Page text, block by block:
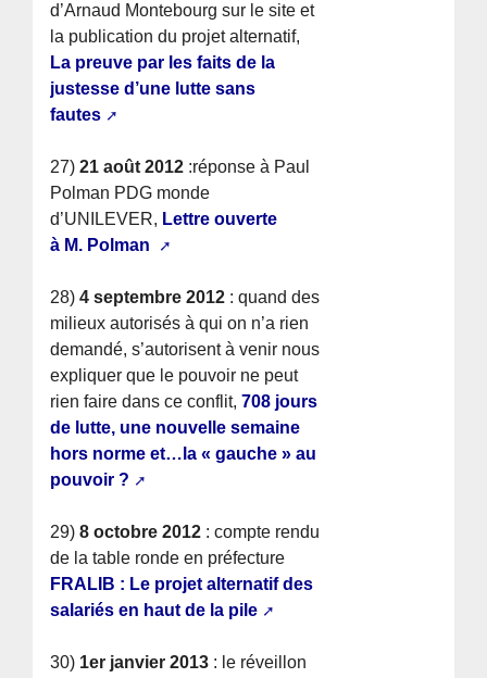
d’Arnaud Montebourg sur le site et
la publication du projet alternatif,
La preuve par les faits de la
justesse d’une lutte sans
fautes
27)21 août 2012 :réponse à Paul
Polman PDG monde
d’UNILEVER, Lettre ouverte
à M. Polman
28) 4 septembre 2012 : quand des
milieux autorisés à qui on n’a rien
demandé, s’autorisent à venir nous
expliquer que le pouvoir ne peut
rien faire dans ce conflit,708 jours
de lutte, une nouvelle semaine
hors norme et…la « gauche » au
pouvoir ?
29)8 octobre 2012 : compte rendu
de la table ronde en préfecture
FRALIB : Le projet alternatif des
salariés en haut de la pile
30) 1er janvier 2013 : le réveillon